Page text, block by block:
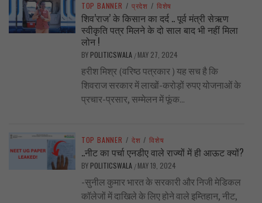
TOP BANNER / प्रदेश / विशेष
शिव’राज’ के किसान का दर्द .. पूर्व मंत्री सेऋण
स्वीकृति पत्र मिलने के दो साल बाद भी नहीं मिला
लोन !
BY POLITICSWALA / MAY 27, 2024
हरीश मिश्र (वरिष्ठ पत्रकार ) यह सच है कि
शिवराज सरकार में लाखों-करोड़ों रुपए योजनाओं के
प्रचार-प्रसार, सम्मेलन में फूंक...
TOP BANNER / देश / विशेष
..नीट का पर्चा एनडीए वाले राज्यों में ही आऊट क्यों?
BY POLITICSWALA / MAY 19, 2024
-सुनील कुमार भारत के सरकारी और निजी मेडिकल
कॉलेजों में दाखिले के लिए होने वाले इम्तिहान, नीट,